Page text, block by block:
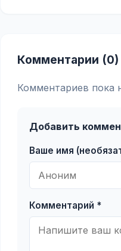
Комментарии (0)
Комментариев пока
Добавить
Ваше имя
Комментарий *